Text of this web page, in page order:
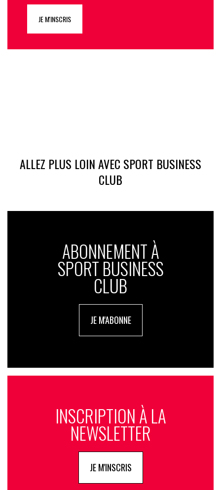
JE M'INSCRIS
ALLEZ PLUS LOIN AVEC SPORT BUSINESS
CLUB
ABONNEMENT À
SPORT BUSINESS
CLUB
JE M'ABONNE
INSCRIPTION À LA
NEWSLETTER
JE M'INSCRIS